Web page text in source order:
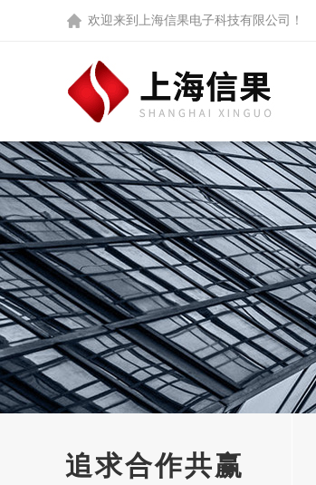
欢迎来到 上海信果电子科技有限公司 ！
追求合作共赢